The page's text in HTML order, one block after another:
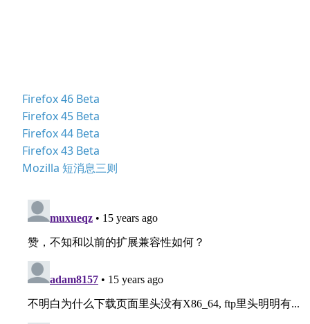
Firefox 46 Beta
Firefox 45 Beta
Firefox 44 Beta
Firefox 43 Beta
Mozilla 短消息三则